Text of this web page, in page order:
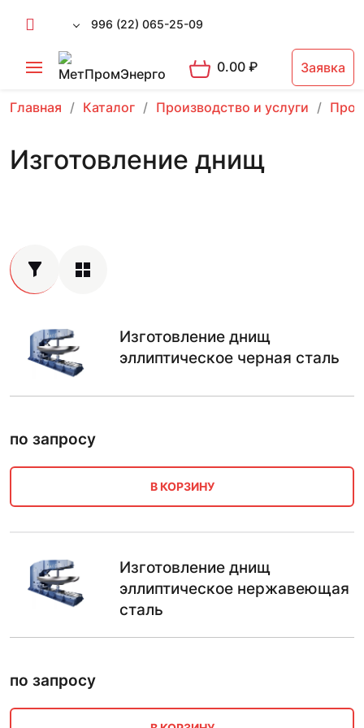
996 (22) 065-25-09
0.00₽ Заявка
Главная Каталог Производство и услуги
Изготовление днищ
Изготовление днищ
эллиптическое черная сталь
по запросу
В КОРЗИНУ
Изготовление днищ
эллиптическое нержавеющая
сталь
по запросу